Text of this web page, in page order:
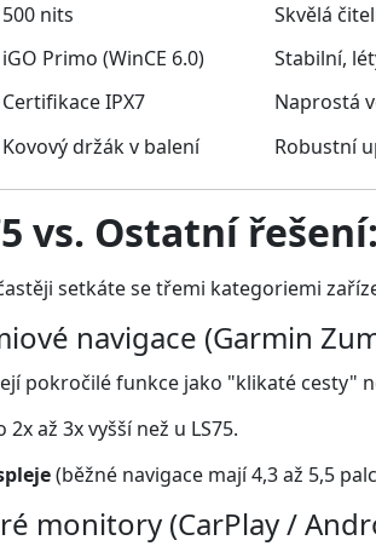
500 nits
Skvělá
iGO Primo (WinCE 6.0)
Stabilní,
Certifikace IPX7
Naprostá
Kovový držák v balení Robustní
vs. Ostatní
setkáte se třemi kategoriemi
navigace (Garmin
pokročilé funkce jako "klikaté cesty"
2x až 3x vyšší než u LS75.
(běžné navigace mají 4,3 až 5,5
monitory (CarPlay /